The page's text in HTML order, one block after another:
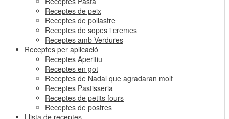
Receptes de peix
Receptes de pollastre
Receptes de sopes i cremes
Receptes amb Verdures
Receptes per aplicació
Receptes Aperitiu
Receptes en got
Receptes de Nadal que agradaran molt
Receptes Pastisseria
Receptes de petits fours
Receptes de postres
Llista de receptes